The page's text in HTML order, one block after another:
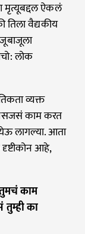
मृत्यूबद्दल ऐकलं
तिला वैद्यकीय
लोक
व्यक्त
काम करत
लागल्या. आता
आहे,
काम
तुम्ही का